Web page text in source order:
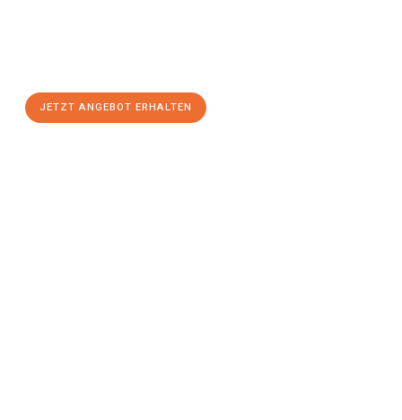
JETZT ANGEBOT ERHALTEN